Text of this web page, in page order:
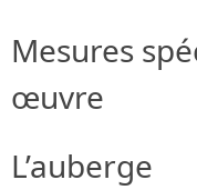
Mesures
œuvre
L’auberge